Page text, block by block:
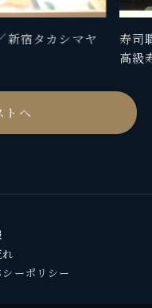
新宿タカシマヤ
寿司
高級
トへ
ーポリシー